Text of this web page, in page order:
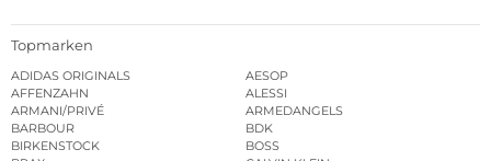
Topmarken
ADIDAS ORIGINALS
AESOP
AFFENZAHN
ALESSI
ARMANI/PRIVÉ
ARMEDANGELS
BARBOUR
BDK
BIRKENSTOCK
BOSS